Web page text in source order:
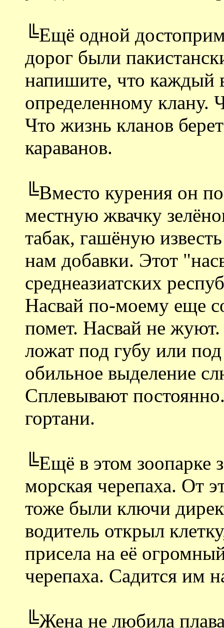
╚Ещё одной
дорог были
напишите, что каждый
определенному клану.
Что жизнь кланов
караванов.
╚Вместо курения он
местную жвачку
табак, гашёную
нам добавки. Этот
среднеазиатских
Насвай по-моему еще
помет. Насвай не
ложат под губу или
обильное выделение
Сплевывают
гортани.
╚Ещё в этом зоопарке
морская черепаха. От
тоже были ключи
водитель открыл
присела на её
черепаха. Садится им
╚Жена не любила